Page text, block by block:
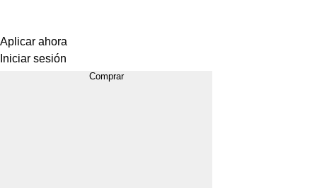
Aplicar ahora
Iniciar sesión
Comprar